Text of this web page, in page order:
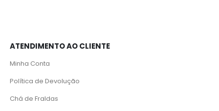
ATENDIMENTO AO CLIENTE
Minha Conta
Política de Devolução
Chá de Fraldas